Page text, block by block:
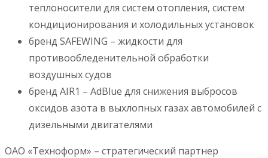
теплоносители для систем отопления, систем
кондиционирования и холодильных установок
бренд SAFEWING – жидкости для
противообледенительной обработки
воздушных судов
бренд AIR1 – AdBlue для снижения выбросов
оксидов азота в выхлопных газах автомобилей с
дизельными двигателями
ОАО «Техноформ» – стратегический партнер